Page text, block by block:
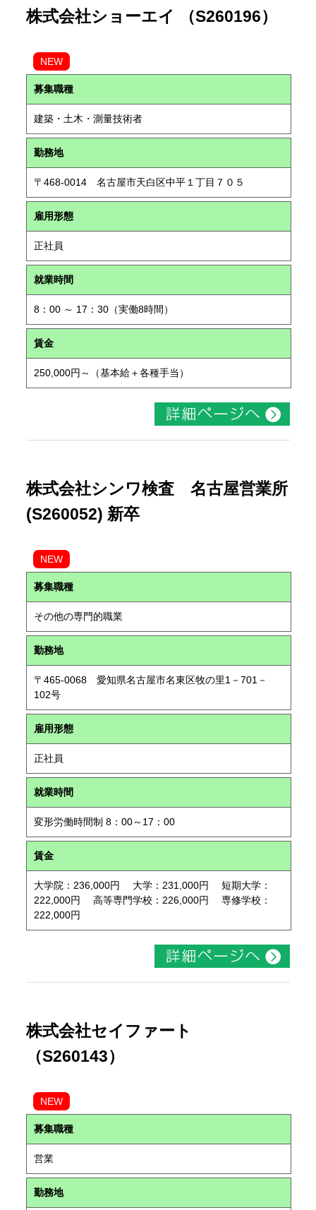
株式会社ショーエイ （S260196）
NEW
募集職種
建築・土木・測量技術者
勤務地
〒468-0014 名古屋市天白区中平１丁目７０５
雇用形態
正社員
就業時間
8：00 ～ 17：30（実働8時間）
賃金
250,000円～（基本給＋各種手当）
株式会社シンワ検査 名古屋営業所
(S260052) 新卒
NEW
募集職種
その他の専門的職業
勤務地
〒465-0068 愛知県名古屋市名東区牧の里1－701－
102号
雇用形態
正社員
就業時間
変形労働時間制 8：00～17：00
賃金
大学院：236,000円 大学：231,000円 短期大学：
222,000円 高等専門学校：226,000円 専修学校：
222,000円
株式会社セイファート
（S260143）
NEW
募集職種
営業
勤務地